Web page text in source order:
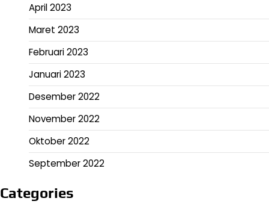
April 2023
Maret 2023
Februari 2023
Januari 2023
Desember 2022
November 2022
Oktober 2022
September 2022
Categories